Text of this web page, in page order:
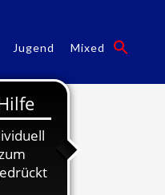
Jugend Mixed